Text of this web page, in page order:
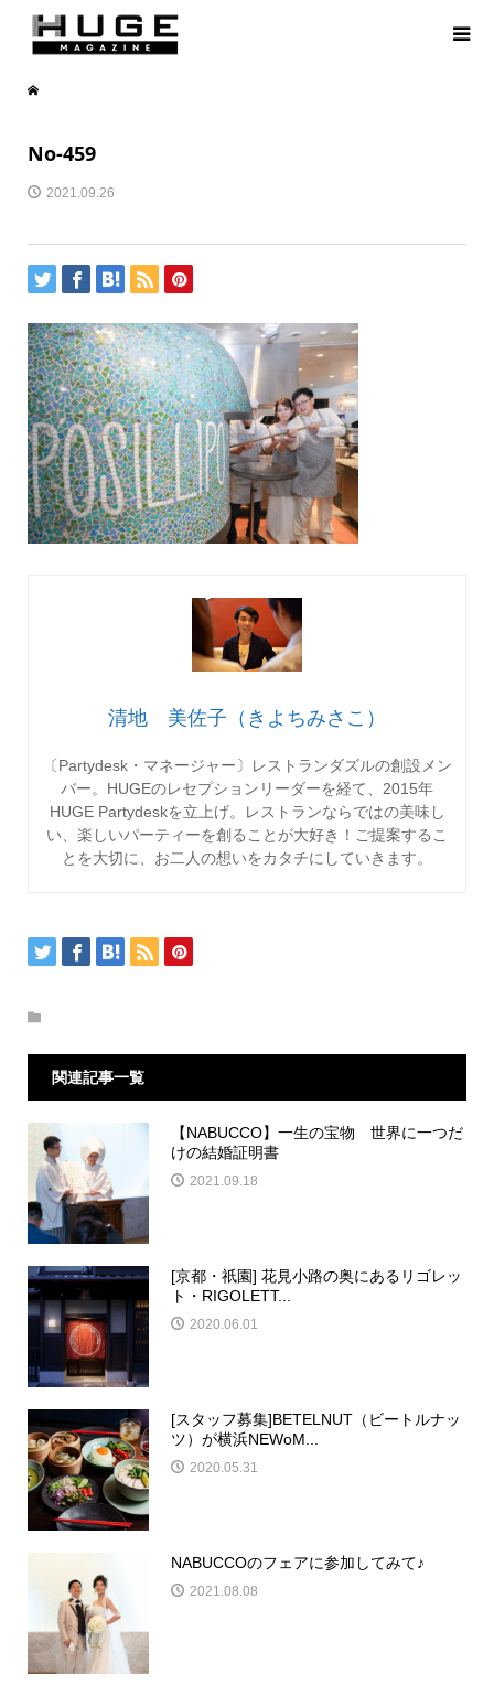
No-459
2021.09.26
清地 美佐子（きよちみさこ）
〔Partydesk・マネージャー〕レストランダズルの創設メン
バー。HUGEのレセプションリーダーを経て、2015年
HUGE Partydeskを立上げ。レストランならではの美味し
い、楽しいパーティーを創ることが大好き！ご提案するこ
とを大切に、お二人の想いをカタチにしていきます。
関連記事一覧
【NABUCCO】一生の宝物 世界に一つだ
けの結婚証明書
2021.09.18
[京都・祇園] 花見小路の奥にあるリゴレッ
ト・RIGOLETT...
2020.06.01
[スタッフ募集]BETELNUT（ビートルナッ
ツ）が横浜NEWoM...
2020.05.31
NABUCCOのフェアに参加してみて♪
2021.08.08